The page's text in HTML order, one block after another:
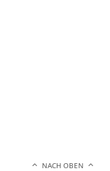
NACH OBEN